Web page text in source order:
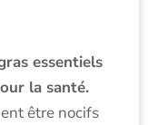
essentiels
la santé.
être nocifs